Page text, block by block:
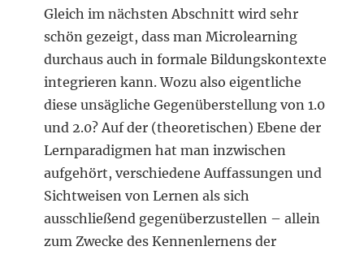
Gleich im nächsten Abschnitt wird sehr
schön gezeigt, dass man Microlearning
durchaus auch in formale Bildungskontexte
integrieren kann. Wozu also eigentliche
diese unsägliche Gegenüberstellung von 1.0
und 2.0? Auf der (theoretischen) Ebene der
Lernparadigmen hat man inzwischen
aufgehört, verschiedene Auffassungen und
Sichtweisen von Lernen als sich
ausschließend gegenüberzustellen – allein
zum Zwecke des Kennenlernens der